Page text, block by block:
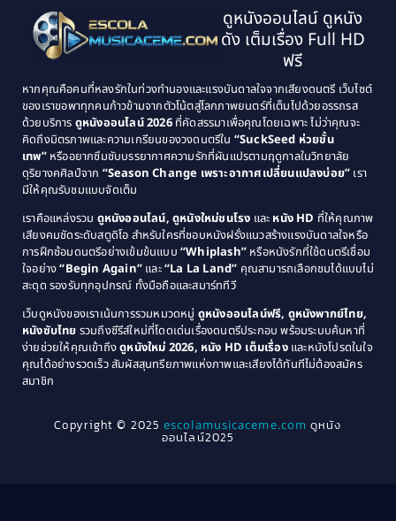
Classic หนังคลาสสิก(21)
Classic หนังคลาสสิก(25)
Classic หนังคลาสสิก(134)
Comedy ตลก(46)
Comedy ตลก(515)
Coming of Age ก้าวพ้นวัย(1)
Coming-of-Age(3)
Community(1)
Crime อาชญากรรม(78)
Cult Film(4)
1995
1994
1993
1992
1989
1988
1987
1986
1985
1984
1983
1982
1979
1978
1976
1975
1974
1971
1970
1969
1968
1964
1963
1940
ดูหนังออนไลน์ ดูหนัง
ดัง เต็มเรื่อง Full HD
ฟรี
หากคุณคือคนที่หลงรักในท่วงทำนองและแรงบันดาลใจจากเสียงดนตรี เว็บไซต์
ของเราขอพาทุกคนก้าวข้ามจากตัวโน้ตสู่โลกภาพยนตร์ที่เต็มไปด้วยอรรถรส
ด้วยบริการ ดูหนังออนไลน์ 2026ที่คัดสรรมาเพื่อคุณโดยเฉพาะ ไม่ว่าคุณจะ
คิดถึงมิตรภาพและความเกรียนของวงดนตรีใน “SuckSeed ห่วยขั้น
เทพ”หรืออยากซึมซับบรรยากาศความรักที่ผันแปรตามฤดูกาลในวิทยาลัย
ดุริยางคศิลป์จาก “Season Change เพราะอากาศเปลี่ยนแปลงบ่อย” เรา
มีให้คุณรับชมแบบจัดเต็ม
เราคือแหล่งรวม ดูหนังออนไลน์, ดูหนังใหม่ชนโรง และ หนัง HD ที่ให้คุณภาพ
เสียงคมชัดระดับสตูดิโอ สำหรับใครที่ชอบหนังฝรั่งแนวสร้างแรงบันดาลใจหรือ
การฝึกซ้อมดนตรีอย่างเข้มข้นแบบ “Whiplash” หรือหนังรักที่ใช้ดนตรีเชื่อม
ใจอย่าง“Begin Again” และ“La La Land” คุณสามารถเลือกชมได้แบบไม่
สะดุด รองรับทุกอุปกรณ์ ทั้งมือถือและสมาร์ททีวี
เว็บดูหนังของเราเน้นการรวมหมวดหมู่ ดูหนังออนไลน์ฟรี, ดูหนังพากย์ไทย,
หนังซับไทย รวมถึงซีรีส์ใหม่ที่โดดเด่นเรื่องดนตรีประกอบ พร้อมระบบค้นหาที่
ง่ายช่วยให้คุณเข้าถึงดูหนังใหม่ 2026, หนัง HD เต็มเรื่องและหนังโปรดในใจ
คุณได้อย่างรวดเร็ว สัมผัสสุนทรียภาพแห่งภาพและเสียงได้ทันทีไม่ต้องสมัคร
สมาชิก
Copyright © 2025escolamusicaceme.com ดูหนัง
ออนไลน์2025